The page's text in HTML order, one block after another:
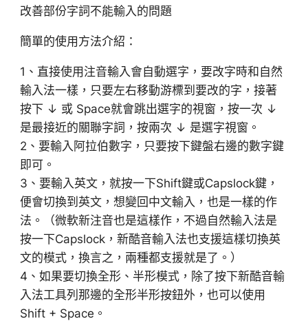
改善部份字詞不能輸入的問題
簡單的使用方法介紹：
1、直接使用注音輸入會自動選字，要改字時和自然
輸入法一樣，只要左右移動游標到要改的字，接著
按下 ↓ 或 Space就會跳出選字的視窗，按一次 ↓
是最接近的關聯字詞，按兩次 ↓ 是選字視窗。
2、要輸入阿拉伯數字，只要按下鍵盤右邊的數字鍵
即可。
3、要輸入英文，就按一下Shift鍵或Capslock鍵，
便會切換到英文，想變回中文輸入，也是一樣的作
法。（微軟新注音也是這樣作，不過自然輸入法是
按一下Capslock，新酷音輸入法也支援這樣切換英
文的模式，換言之，兩種都支援就是了。）
4、如果要切換全形、半形模式，除了按下新酷音輸
入法工具列那邊的全形半形按鈕外，也可以使用
Shift + Space。